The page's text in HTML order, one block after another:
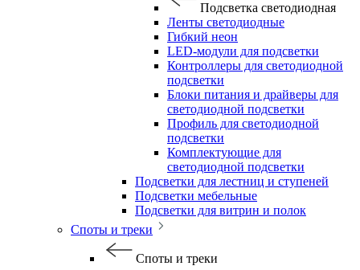
Подсветка светодиодная
Ленты светодиодные
Гибкий неон
LED-модули для подсветки
Контроллеры для светодиодной
подсветки
Блоки питания и драйверы для
светодиодной подсветки
Профиль для светодиодной
подсветки
Комплектующие для
светодиодной подсветки
Подсветки для лестниц и ступеней
Подсветки мебельные
Подсветки для витрин и полок
Споты и треки
Споты и треки